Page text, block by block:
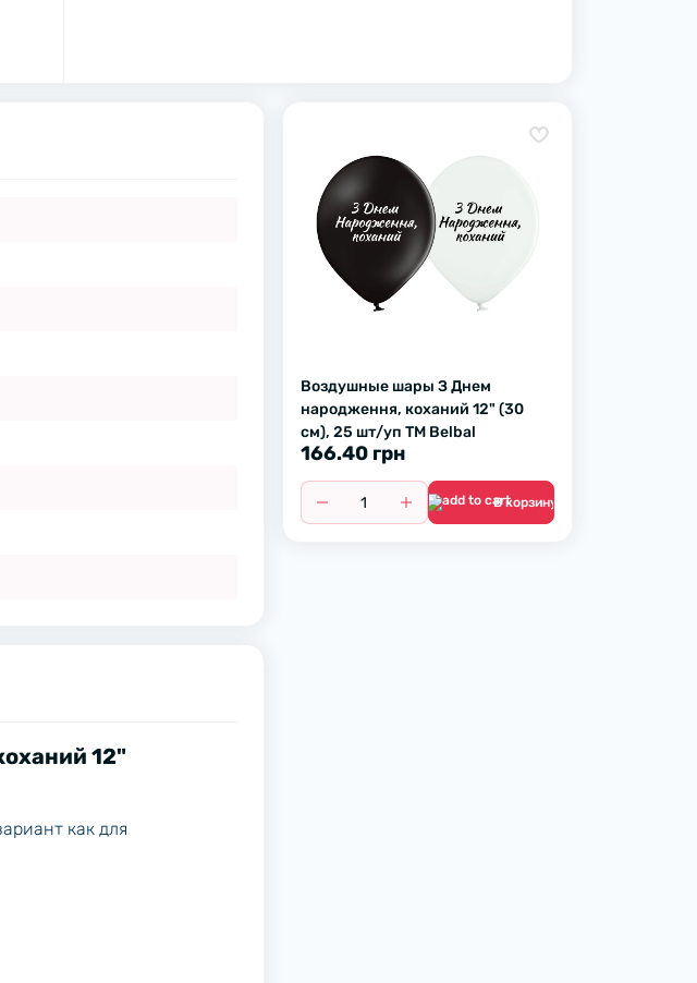
Воздушные шары З Днем
народження, коханий 12" (30
см), 25 шт/уп TM Belbal
166.40 грн
В корзину
12"
как для